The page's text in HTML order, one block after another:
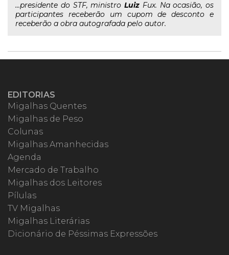
...presidente do STF, ministro Luiz Fux. Na ocasião, os
participantes receberão um cupom de desconto e
receberão a obra autografada pelo autor.
EDITORIAS
Migalhas Quentes
Migalhas de Peso
Colunas
Migalhas Amanhecidas
Agenda
Mercado de Trabalho
Migalhas dos Leitores
Pílulas
TV Migalhas
Migalhas Literárias
Dicionário de Péssimas Expressões